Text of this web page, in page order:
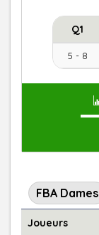
Q1
5 - 8
FBA Dames
Joueurs